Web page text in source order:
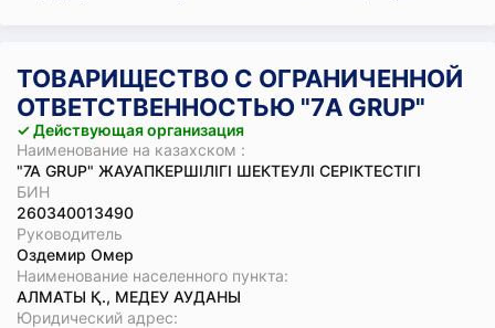
ТОВАРИЩЕСТВО С ОГРАНИЧЕННОЙ
ОТВЕТСТВЕННОСТЬЮ "7A GRUP"
✓ Действующая организация
Наименование на казахском :
"7A GRUP" ЖАУАПКЕРШІЛІГІ ШЕКТЕУЛІ СЕРІКТЕСТІГІ
БИН
260340013490
Руководитель
Оздемир Омер
Наименование населенного пункта:
АЛМАТЫ Қ., МЕДЕУ АУДАНЫ
Юридический адрес: